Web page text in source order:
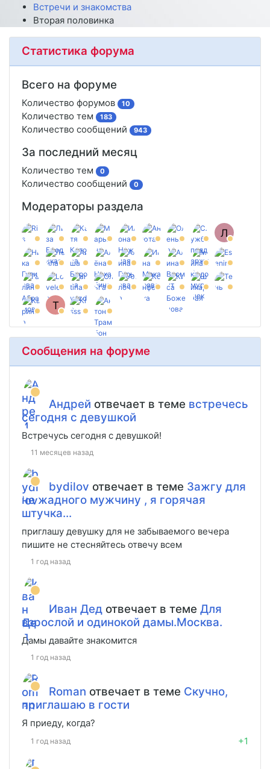
Встречи и знакомства
Вторая половинка
Статистика форума
Всего на форуме
Количество форумов 10
Количество тем 183
Количество сообщений 943
За последний месяц
Количество тем 0
Количество сообщений 0
Модераторы раздела
Л
T
Сообщения на форуме
Андрей отвечает в теме встречесь
сегодня с девушкой
Встречусь сегодня с девушкой!
11 месяцев назад
bydilov отвечает в теме Зажгу для
не жадного мужчину , я горячая
штучка...
приглашу девушку для не забываемого вечера
пишите не стесняйтесь отвечу всем
1 год назад
Иван Дед отвечает в теме Для
взрослой и одинокой дамы.Москва.
Дамы давайте знакомится
1 год назад
Roman отвечает в теме Скучно,
приглашаю в гости
Я приеду, когда?
1 год назад +1